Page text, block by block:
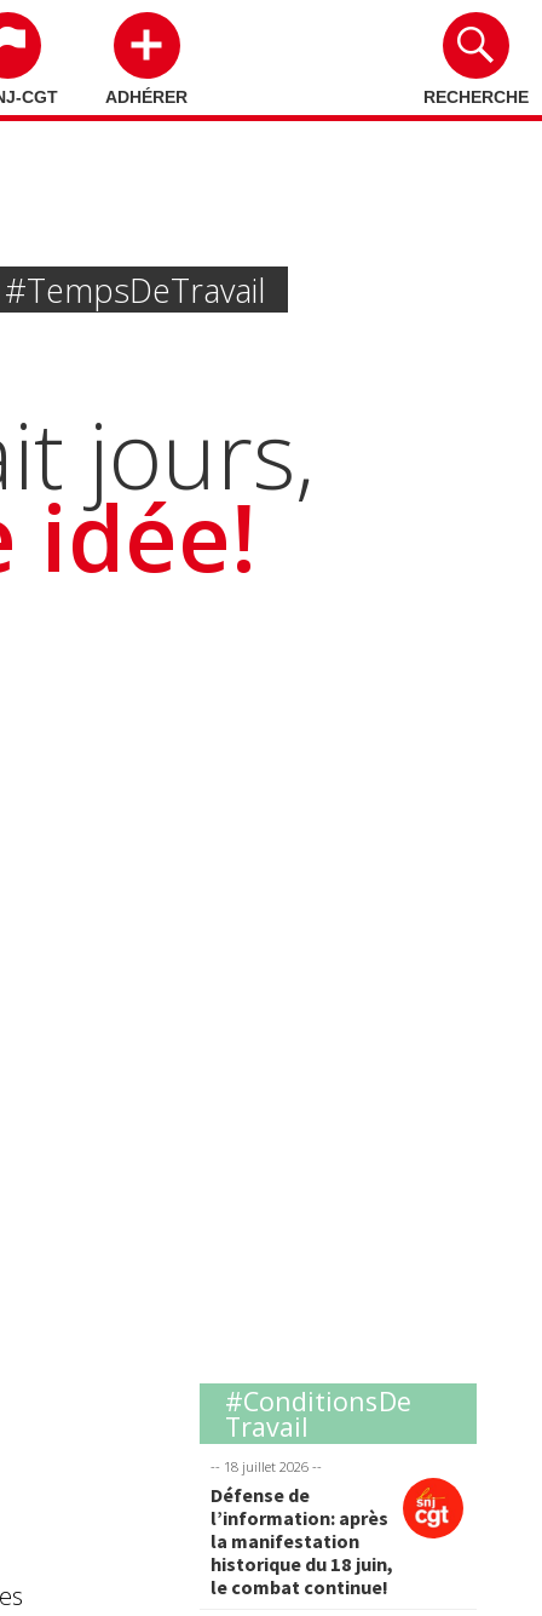
CGT ADHÉRER RECHERCHE
#temps De Travail
jours,
idée!
#Conditions De
Travail
-- 18 juillet 2026 --
Défense de
l’information: après
la manifestation
historique du 18 juin,
le combat continue!